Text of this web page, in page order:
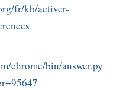
fr/kb/activer-
chrome/bin/answer.py